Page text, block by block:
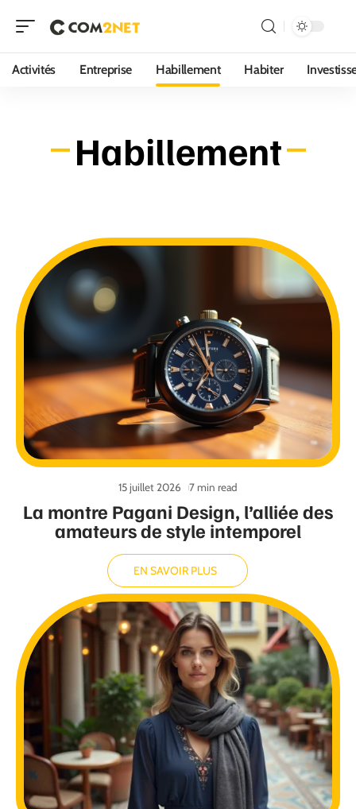
Activités Entreprise Habillement Habiter
Habillement
La montre Pagani Design, l’alliée des
amateurs de style intemporel
15 juillet 2026 7 min read
EN SAVOIR PLUS